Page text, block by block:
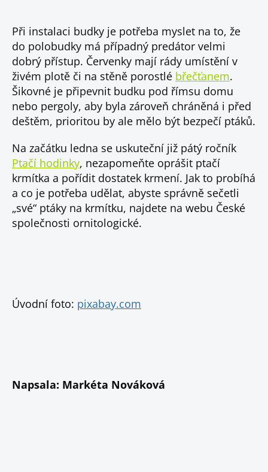
Při instalaci budky je potřeba myslet na to, že
do polobudky má případný predátor velmi
dobrý přístup. Červenky mají rády umístění v
živém plotě či na stěně porostlé břečťanem.
Šikovné je připevnit budku pod římsu domu
nebo pergoly, aby byla zároveň chráněná i před
deštěm, prioritou by ale mělo být bezpečí ptáků.
Na začátku ledna se uskuteční již pátý ročník
Ptačí hodinky, nezapomeňte oprášit ptačí
krmítka a pořídit dostatek krmení. Jak to probíhá
a co je potřeba udělat, abyste správně sečetli
„své“ ptáky na krmítku, najdete na webu České
společnosti ornitologické.
Úvodní foto: pixabay.com
Napsala: Markéta Nováková